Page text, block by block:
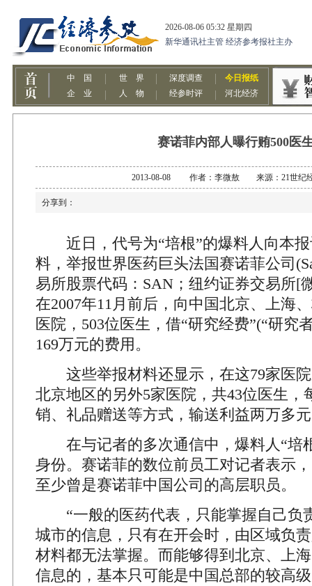
赛诺菲内部人曝行贿500医
2013-08-08 作者：李微敖 来源：21世纪
分享到：
近日，代号为“培根”的爆料人向本报
料，举报世界医药巨头法国赛诺菲公司
易所股票代码：SAN；纽约证券交易所[
在2007年11月前后，向中国北京、上海
医院，503位医生，借“研究经费”(“研究
169万元的费用。
这些举报材料还显示，在这79家医院
北京地区的另外5家医院，共43位医生，
销、礼品赠送等方式，输送利益两万多
在与记者的多次通信中，爆料人“培
身份。赛诺菲的数位前员工对记者表示
至少曾是赛诺菲中国公司的高层职员。
“一般的医药代表，只能掌握自己负
城市的信息，只有在开会时，由区域负
材料都无法掌握。而能够得到北京、上
信息的，基本只可能是中国总部的较高